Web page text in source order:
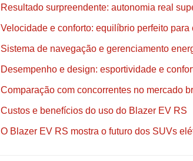
Resultado surpreendente: autonomia real
Velocidade e conforto: equilíbrio perfeito para
Sistema de navegação e gerenciamento
Desempenho e design: esportividade e
Comparação com concorrentes no mercado
Custos e benefícios do uso do Blazer EV RS
O Blazer EV RS mostra o futuro dos SUVs